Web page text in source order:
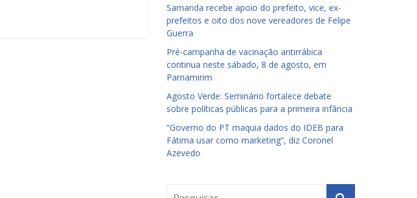
Samanda recebe apoio do prefeito, vice, ex-
prefeitos e oito dos nove vereadores de Felipe
Guerra
Pré-campanha de vacinação antirrábica
continua neste sábado, 8 de agosto, em
Parnamirim
Agosto Verde: Seminário fortalece debate
sobre políticas públicas para a primeira infância
“Governo do PT maquia dados do IDEB para
Fátima usar como marketing”, diz Coronel
Azevedo